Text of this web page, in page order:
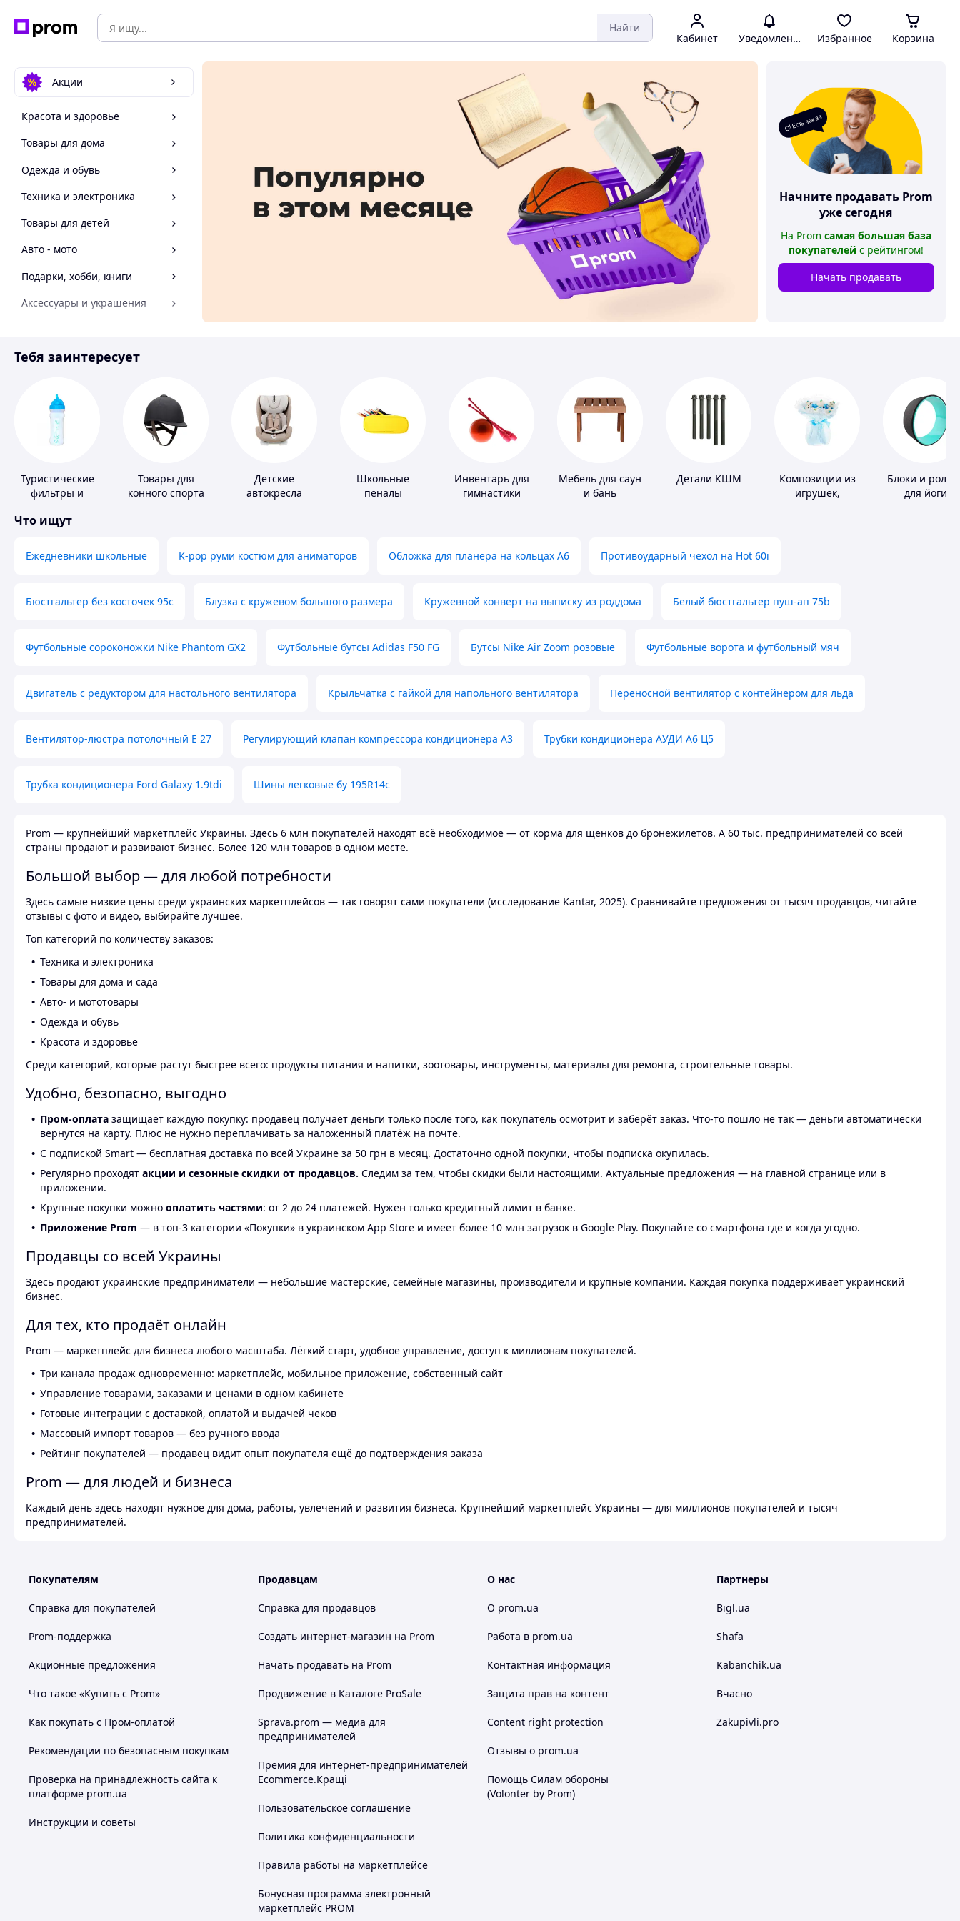
Найти
Кабинет Уведомления Избранное Корзина
Акции
Красота и здоровье
Товары для дома
Одежда и обувь
Техника и электроника
Товары для детей
Авто - мото
Подарки, хобби, книги
Аксессуары и украшения
Спорт и отдых
О! Есть заказ
Начните продавать Prom
уже сегодня
На Prom самая большая база
покупателей с рейтингом!
Начать продавать
Тебя заинтересует
Туристические
фильтры и
питьевой воды
Товары для
конного спорта
Детские
автокресла
Школьные
пеналы
Инвентарь для
гимнастики
Мебель для саун
и бань
Детали КШМ
Композиции из
игрушек,
Блоки и
для йоги
Что ищут
Ежедневники школьные K-pop руми костюм для аниматоров Обложка для планера на кольцах А6 Противоударный чехол на Hot 60i
Бюстгальтер без косточек 95с Блузка с кружевом большого размера Кружевной конверт на выписку из роддома Белый бюстгальтер пуш-ап 75b
Футбольные сороконожки Nike Phantom GX2 Футбольные бутсы Adidas F50 FG Бутсы Nike Air Zoom розовые Футбольные ворота и футбольный мяч
Двигатель с редуктором для настольного вентилятора Крыльчатка с гайкой для напольного вентилятора Переносной вентилятор с контейнером для льда
Вентилятор-люстра потолочный E 27 Регулирующий клапан компрессора кондиционера А3 Трубки кондиционера АУДИ А6 Ц5
Трубка кондиционера Ford Galaxy 1.9tdi Шины легковые бу 195R14c
Prom — крупнейший маркетплейс Украины. Здесь 6 млн покупателей находят всё необходимое — от корма для щенков до бронежилетов. А 60 тыс. предпринимателей со всей
страны продают и развивают бизнес. Более 120 млн товаров в одном месте.
Большой выбор — для любой потребности
Здесь самые низкие цены среди украинских маркетплейсов — так говорят сами покупатели (исследование Kantar, 2025). Сравнивайте предложения от тысяч продавцов, читайте
отзывы с фото и видео, выбирайте лучшее.
Топ категорий по количеству заказов:
Техника и электроника
Товары для дома и сада
Авто- и мототовары
Одежда и обувь
Красота и здоровье
Среди категорий, которые растут быстрее всего: продукты питания и напитки, зоотовары, инструменты, материалы для ремонта, строительные товары.
Удобно, безопасно, выгодно
Пром-оплата защищает каждую покупку: продавец получает деньги только после того, как покупатель осмотрит и заберёт заказ. Что-то пошло не так — деньги автоматически
вернутся на карту. Плюс не нужно переплачивать за наложенный платёж на почте.
С подпиской Smart — бесплатная доставка по всей Украине за 50 грн в месяц. Достаточно одной покупки, чтобы подписка окупилась.
Регулярно проходят акции и сезонные скидки от продавцов. Следим за тем, чтобы скидки были настоящими. Актуальные предложения — на главной странице или в
приложении.
Крупные покупки можно оплатить частями: от 2 до 24 платежей. Нужен только кредитный лимит в банке.
Приложение Prom — в топ-3 категории «Покупки» в украинском App Store и имеет более 10 млн загрузок в Google Play. Покупайте со смартфона где и когда угодно.
Продавцы со всей Украины
Здесь продают украинские предприниматели — небольшие мастерские, семейные магазины, производители и крупные компании. Каждая покупка поддерживает украинский
бизнес.
Для тех, кто продаёт онлайн
Prom — маркетплейс для бизнеса любого масштаба. Лёгкий старт, удобное управление, доступ к миллионам покупателей.
Три канала продаж одновременно: маркетплейс, мобильное приложение, собственный сайт
Управление товарами, заказами и ценами в одном кабинете
Готовые интеграции с доставкой, оплатой и выдачей чеков
Массовый импорт товаров — без ручного ввода
Рейтинг покупателей — продавец видит опыт покупателя ещё до подтверждения заказа
Prom — для людей и бизнеса
Каждый день здесь находят нужное для дома, работы, увлечений и развития бизнеса. Крупнейший маркетплейс Украины — для миллионов покупателей и тысяч
предпринимателей.
Покупателям
Справка для покупателей
Prom-поддержка
Акционные предложения
Что такое «Купить с Prom»
Как покупать с Пром-оплатой
Рекомендации по безопасным покупкам
Проверка на принадлежность сайта к
платформе prom.ua
Инструкции и советы
Продавцам
Справка для продавцов
Создать интернет-магазин на Prom
Начать продавать на Prom
Продвижение в Каталоге ProSale
Sprava.prom — медиа для
предпринимателей
Премия для интернет-предпринимателей
Ecommerce.Кращі
Пользовательское соглашение
Политика конфиденциальности
Правила работы на маркетплейсе
Бонусная программа электронный
маркетплейс PROM
О нас
О prom.ua
Работа в prom.ua
Контактная информация
Защита прав на контент
Content right protection
Отзывы о prom.ua
Помощь Силам обороны
(Volonter by Prom)
Партнеры
Bigl.ua
Shafa
Kabanchik.ua
Вчасно
Zakupivli.pro